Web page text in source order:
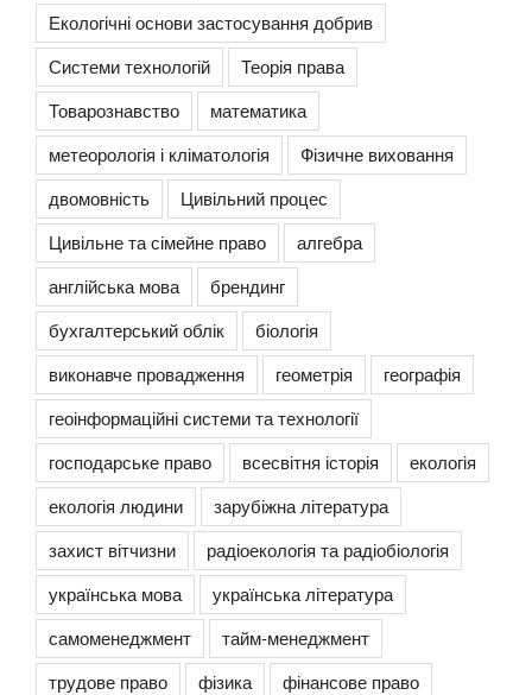
Екологічні основи застосування добрив
Системи технологій
Теорія права
Товарознавство
математика
метеорологія і кліматологія
Фізичне виховання
двомовність
Цивільний процес
Цивільне та сімейне право
алгебра
англійська мова
брендинг
бухгалтерський облік
біологія
виконавче провадження
геометрія
географія
геоінформаційні системи та технології
господарське право
всесвітня історія
екологія
екологія людини
зарубіжна література
захист вітчизни
радіоекологія та радіобіологія
українська мова
українська література
самоменеджмент
тайм-менеджмент
трудове право
фізика
фінансове право